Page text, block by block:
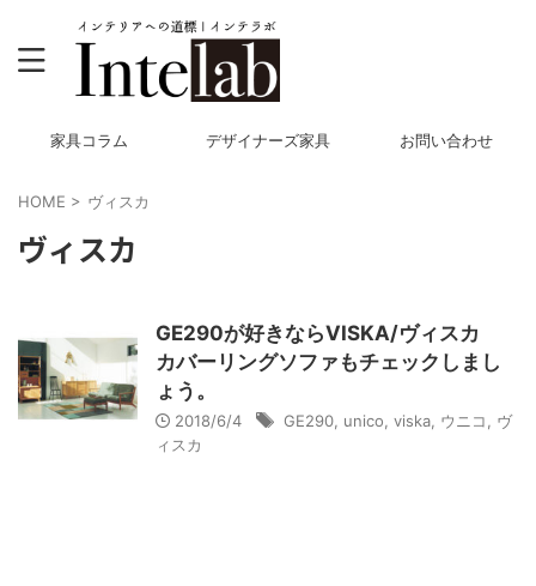
家具コラム デザイナーズ家具 お問い合わせ
HOME > ヴィスカ
ヴィスカ
GE290が好きならVISKA/ヴィスカ
カバーリングソファもチェックしまし
ょう。
2018/6/4 GE290 unico viska ウニコ
ヴ
ィスカ